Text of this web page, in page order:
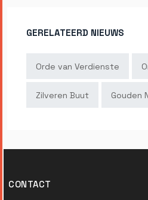
GERELATEERD NIEUWS
Orde van Verdienste
Zilveren Buut Gouden
CONTACT